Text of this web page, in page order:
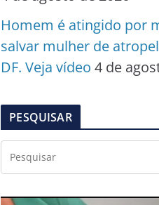
Homem é atingido por
salvar mulher de
DF. Veja vídeo 4 de
PESQUISAR